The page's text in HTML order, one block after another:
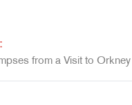
from a Visit to